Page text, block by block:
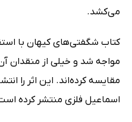
می‌کشد.
کتاب شگفتی‌های کیهان با
مواجه شد و خیلی از منقدان
مقایسه کرده‌اند. این اثر را
اسماعیل فلزی منتشر کرده